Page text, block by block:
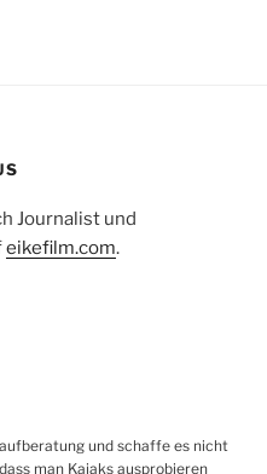
Journalist und
eikefilm.com.
und schaffe es nicht
man Kajaks ausprobieren